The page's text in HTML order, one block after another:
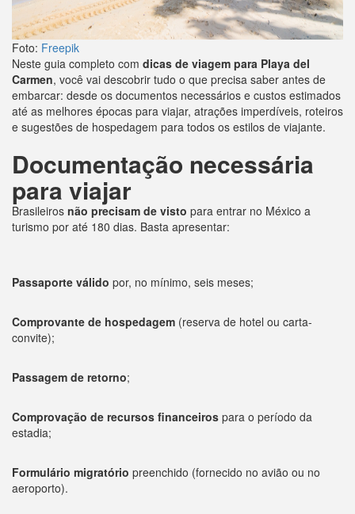
Foto: Freepik
Neste guia completo com dicas de viagem para Playa del
Carmen, você vai descobrir tudo o que precisa saber antes de
embarcar: desde os documentos necessários e custos estimados
até as melhores épocas para viajar, atrações imperdíveis, roteiros
e sugestões de hospedagem para todos os estilos de viajante.
Documentação necessária
para viajar
Brasileiros não precisam de visto para entrar no México a
turismo por até 180 dias. Basta apresentar:
Passaporte válido por, no mínimo, seis meses;
Comprovante de hospedagem (reserva de hotel ou carta-
convite);
Passagem de retorno;
Comprovação de recursos financeiros para o período da
estadia;
Formulário migratório preenchido (fornecido no avião ou no
aeroporto).